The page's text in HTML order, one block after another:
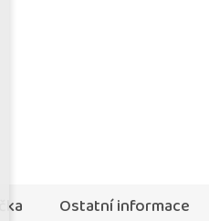
Ostatní informace